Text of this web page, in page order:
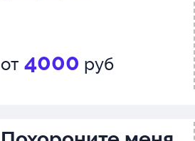
от 4000 руб